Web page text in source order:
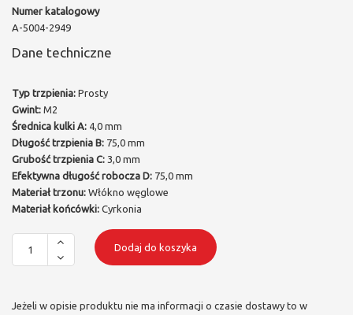
Numer katalogowy
A-5004-2949
Dane techniczne
Typ trzpienia: Prosty
Gwint: M2
Średnica kulki A: 4,0 mm
Długość trzpienia B: 75,0 mm
Grubość trzpienia C: 3,0 mm
Efektywna długość robocza D: 75,0 mm
Materiał trzonu: Włókno węglowe
Materiał końcówki: Cyrkonia
Dodaj do koszyka
Jeżeli w opisie produktu nie ma informacji o czasie dostawy to w